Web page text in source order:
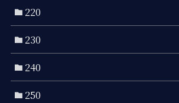
220
230
240
250